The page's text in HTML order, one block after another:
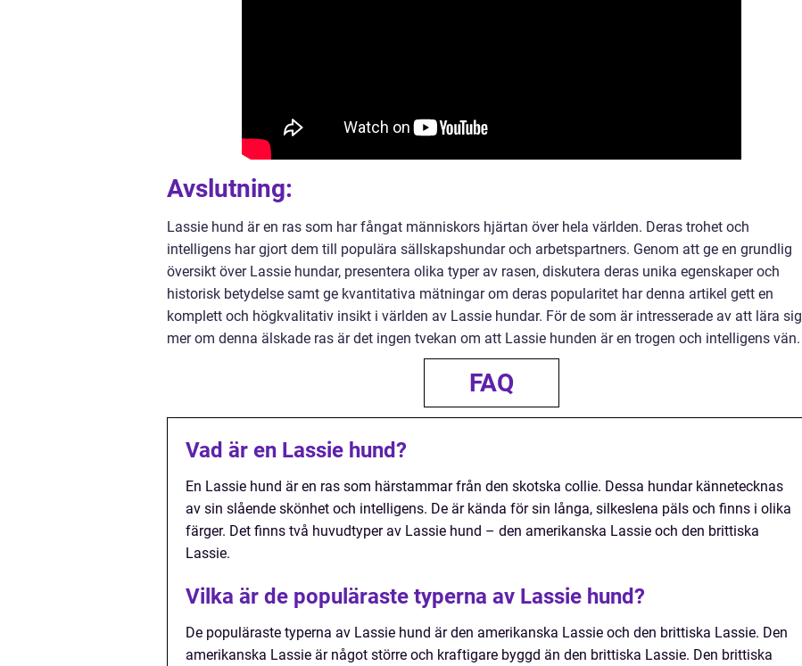
Avslutning:
Lassie hund är en ras som har fångat människors hjärtan över hela världen. Deras trohet och
intelligens har gjort dem till populära sällskapshundar och arbetspartners. Genom att ge en grundlig
översikt över Lassie hundar, presentera olika typer av rasen, diskutera deras unika egenskaper och
historisk betydelse samt ge kvantitativa mätningar om deras popularitet har denna artikel gett en
komplett och högkvalitativ insikt i världen av Lassie hundar. För de som är intresserade av att lära sig
mer om denna älskade ras är det ingen tvekan om att Lassie hunden är en trogen och intelligens vän.
FAQ
Vad är en Lassie hund?
En Lassie hund är en ras som härstammar från den skotska collie. Dessa hundar kännetecknas
av sin slående skönhet och intelligens. De är kända för sin långa, silkeslena päls och finns i olika
färger. Det finns två huvudtyper av Lassie hund – den amerikanska Lassie och den brittiska
Lassie.
Vilka är de populäraste typerna av Lassie hund?
De populäraste typerna av Lassie hund är den amerikanska Lassie och den brittiska Lassie. Den
amerikanska Lassie är något större och kraftigare byggd än den brittiska Lassie. Den brittiska